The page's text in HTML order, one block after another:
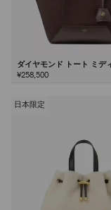
ダイヤモンド トート ミデ
¥258,500
日本限定